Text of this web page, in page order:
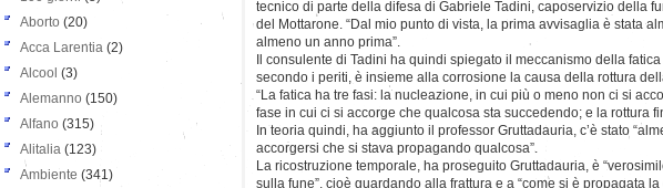
tecnico di parte della difesa di Gabriele Tadini, caposervizio della
del Mottarone. “Dal mio punto di vista, la prima avvisaglia è stata
almeno un anno prima”.
Il consulente di Tadini ha quindi spiegato il meccanismo della
secondo i periti, è insieme alla corrosione la causa della rottura
“La fatica ha tre fasi: la nucleazione, in cui più o meno non ci si
fase in cui ci si accorge che qualcosa sta succedendo; e la rottura
In teoria quindi, ha aggiunto il professor Gruttadauria, c’è stato
accorgersi che si stava propagando qualcosa”.
La ricostruzione temporale, ha proseguito Gruttadauria, è
sulla fune”, cioè guardando alla frattura e a “come si è propagata
Aborto (20)
Acca Larentia (2)
Alcool (3)
Alemanno (150)
Alfano (315)
Alitalia (123)
Ambiente (341)